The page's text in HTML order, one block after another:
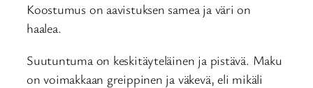
Koostumus on aavistuksen samea ja väri on
haalea.
Suutuntuma on keskitäyteläinen ja pistävä. Maku
on voimakkaan greippinen ja väkevä, eli mikäli